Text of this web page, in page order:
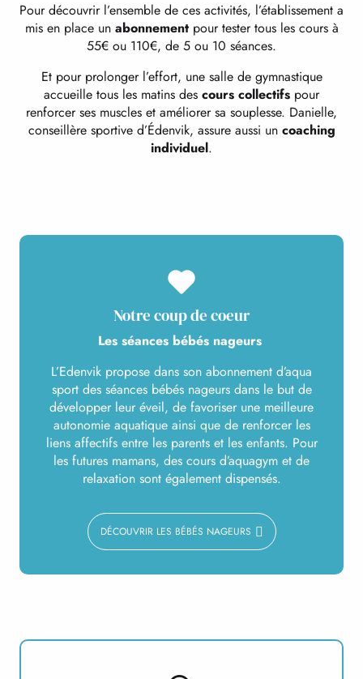
Pour découvrir l’ensemble de ces activités, l’établissement a
mis en place un abonnementpour tester tous les cours à
55€ ou 110€, de 5 ou 10 séances.
Et pour prolonger l’effort, une salle de gymnastique
accueille tous les matins des cours collectifs pour
renforcer ses muscles et améliorer sa souplesse. Danielle,
conseillère sportive d’Édenvik, assure aussi un coaching
individuel.
Notre coup de coeur
Les séances bébés nageurs
L’Edenvik propose dans son abonnement d’aqua
sport des séances bébés nageurs dans le but de
développer leur éveil, de favoriser une meilleure
autonomie aquatique ainsi que de renforcer les
liens affectifs entre les parents et les enfants. Pour
les futures mamans, des cours d’aquagym et de
relaxation sont également dispensés.
DÉCOUVRIR LES BÉBÉS NAGEURS